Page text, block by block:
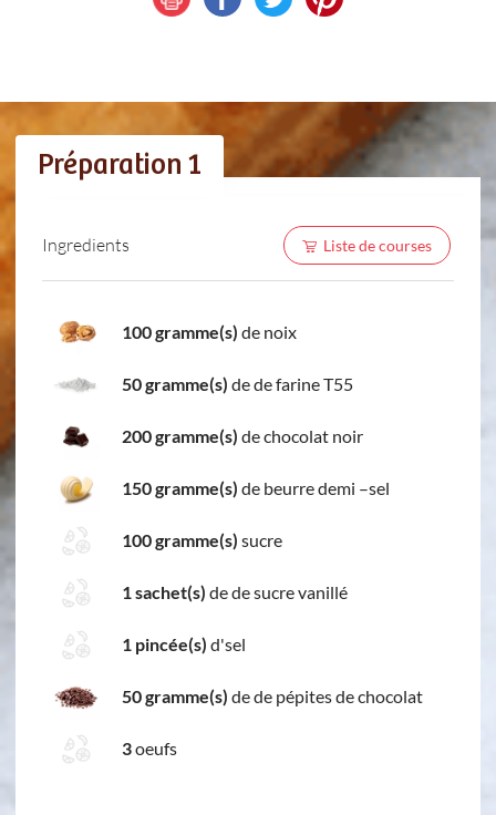
Préparation 1
Ingredients Liste de courses
100 gramme(s) de noix
50 gramme(s) de de farine T55
200 gramme(s) de chocolat noir
150 gramme(s) de beurre demi –sel
100 gramme(s) sucre
1 sachet(s) de de sucre vanillé
1 pincée(s) d'sel
50 gramme(s) de de pépites de chocolat
3oeufs